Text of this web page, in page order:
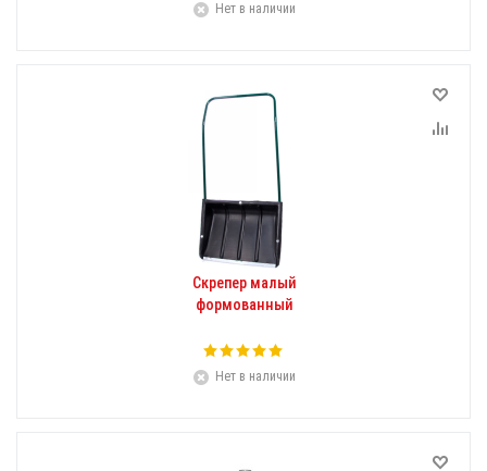
Нет в наличии
Скрепер малый
формованный
Нет в наличии